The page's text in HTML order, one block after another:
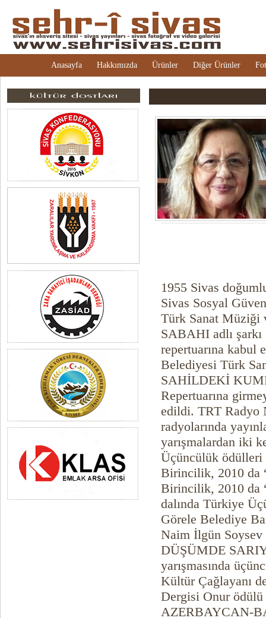
Anasayfa Hakkımızda Ürünler Diğer Ürünler
1955 Sivas
Sivas Sosyal
Türk Sanat Müziği
SABAHI adlı
repertuarına kabul
Belediyesi Türk
SAHİLDEKİ
Repertuarına
edildi. TRT Radyo
radyolarında
yarışmalardan iki
Üçüncülük ödülleri
Birincilik, 2010 da
Birincilik, 2010 da
dalında Türkiye
Görele Belediye
Naim İlgün
DÜŞÜMDE
yarışmasında
Kültür Çağlayanı
Dergisi Onur ödülü
AZERBAYCAN-